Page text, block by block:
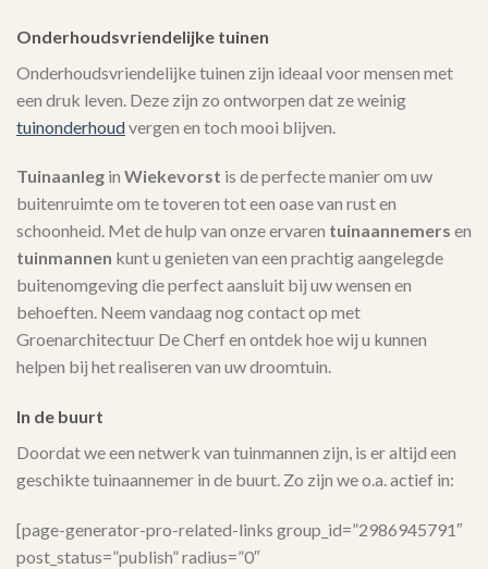
Onderhoudsvriendelijke tuinen
Onderhoudsvriendelijke tuinen zijn ideaal voor mensen met
een druk leven. Deze zijn zo ontworpen dat ze weinig
tuinonderhoudvergen en toch mooi blijven.
Tuinaanleg in Wiekevorst is de perfecte manier om uw
buitenruimte om te toveren tot een oase van rust en
schoonheid. Met de hulp van onze ervaren tuinaannemers en
tuinmannen kunt u genieten van een prachtig aangelegde
buitenomgeving die perfect aansluit bij uw wensen en
behoeften. Neem vandaag nog contact op met
Groenarchitectuur De Cherf en ontdek hoe wij u kunnen
helpen bij het realiseren van uw droomtuin.
In de buurt
Doordat we een netwerk van tuinmannen zijn, is er altijd een
geschikte tuinaannemer in de buurt. Zo zijn we o.a. actief in:
[page-generator-pro-related-links group_id=”2986945791″
post_status=”publish” radius=”0″